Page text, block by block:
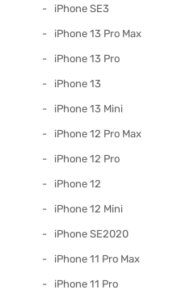
iPhone SE3
iPhone 13 Pro Max
iPhone 13 Pro
iPhone 13
iPhone 13 Mini
iPhone 12 Pro Max
iPhone 12 Pro
iPhone 12
iPhone 12 Mini
iPhone SE2020
iPhone 11 Pro Max
iPhone 11 Pro